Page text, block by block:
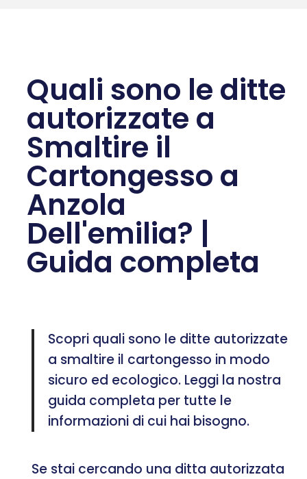
Quali sono le ditte
autorizzate a
Smaltire il
Cartongesso a
Anzola
Dell'emilia? |
Guida completa
Scopri quali sono le ditte autorizzate
a smaltire il cartongesso in modo
sicuro ed ecologico. Leggi la nostra
guida completa per tutte le
informazioni di cui hai bisogno.
Se stai cercando una ditta autorizzata